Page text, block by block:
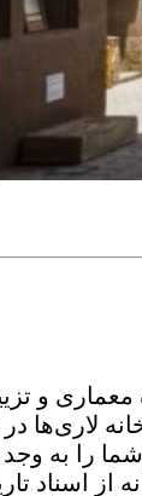
و
لاری‌ها
اسناد